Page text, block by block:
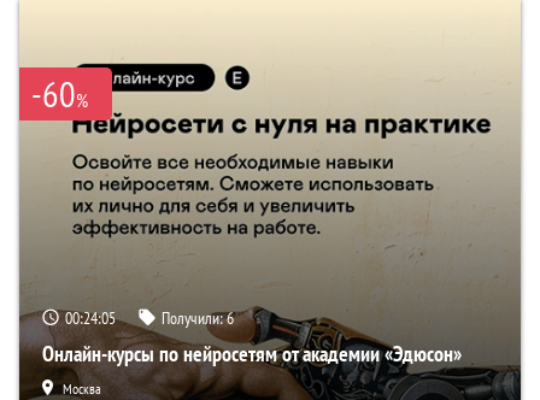
-60%
00:24:04 Получили:6
Онлайн-курсы по нейросетям от академии «Эдюсон»
Москва